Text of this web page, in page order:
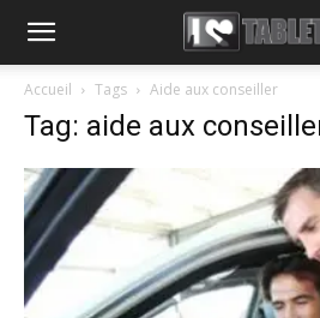
Accueil Tags Aide aux conseiller
Tag: aide aux